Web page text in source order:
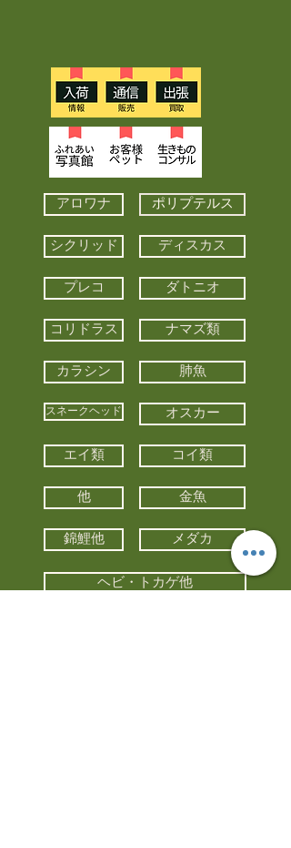
アロワナ ポリプテルス
シクリッド ディスカス
プレコ ダトニオ
コリドラス ナマズ類
カラシン 肺魚
スネークヘッド オスカー
エイ類 コイ類
他 金魚
錦鯉他 メダカ
ヘビ・トカゲ他